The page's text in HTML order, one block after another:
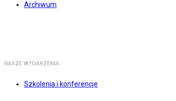
Archiwum
NASZE WYDARZENIA
Szkolenia i konferencje